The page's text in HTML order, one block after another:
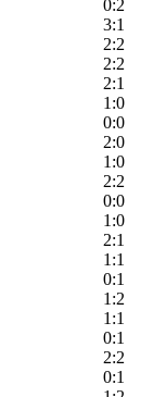
0:2
3:1
2:2
2:2
2:1
1:0
0:0
2:0
1:0
2:2
0:0
1:0
2:1
1:1
0:1
1:2
1:1
0:1
2:2
0:1